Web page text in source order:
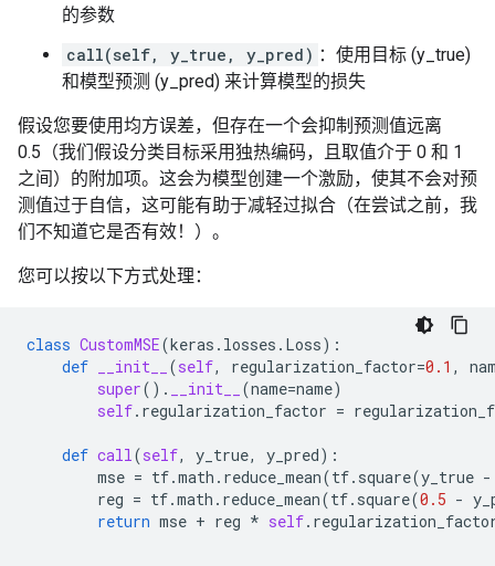
的参数
call(self, y_true, y_pred) ：使用目标 (y_true)
和模型预测 (y_pred) 来计算模型的损失
假设您要使用均方误差，但存在一个会抑制预测值远离
0.5（我们假设分类目标采用独热编码，且取值介于 0 和 1
之间）的附加项。这会为模型创建一个激励，使其不会对预
测值过于自信，这可能有助于减轻过拟合（在尝试之前，我
们不知道它是否有效！）。
您可以按以下方式处理：
class CustomMSE(keras . losses . Loss):
def
__init__ (self, regularization_factor=0.1 ,
super() . __init__ (name=name)
self. regularization_factor =
def call(self, y_true, y_pred):
mse = tf.math . reduce_mean(tf. square(y_true -
reg = tf.math . reduce_mean(tf. square(0.5 -
return mse + reg * self.